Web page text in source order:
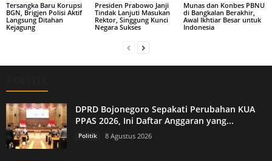
Tersangka Baru Korupsi
BGN, Brigjen Polisi Aktif
Langsung Ditahan
Kejagung
Presiden Prabowo Janji
Tindak Lanjuti Masukan
Rektor, Singgung Kunci
Negara Sukses
Munas dan Konbes PBNU
di Bangkalan Berakhir,
Awal Ikhtiar Besar untuk
Indonesia
DPRD Bojonegoro Sepakati Perubahan KUA
PPAS 2026, Ini Daftar Anggaran yang...
Politik 8 Agustus 2026